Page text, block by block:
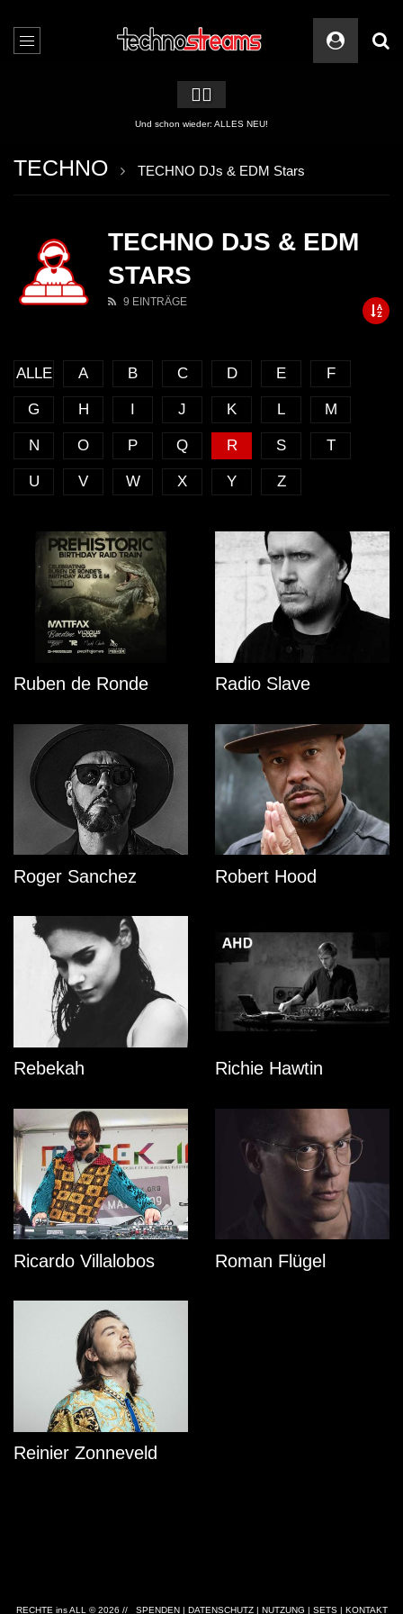
🏳️‍🌈
Und schon wieder: ALLES NEU!
TECHNO TECHNO DJs & EDM Stars
TECHNO DJS & EDM
STARS
9 EINTRÄGE
ALLE A B C D E F
G H I J K L M
N O P Q R S T
U V W X Y Z
Ruben de Ronde Radio Slave
Roger Sanchez Robert Hood
Rebekah Richie Hawtin
Ricardo Villalobos Roman Flügel
Reinier Zonneveld
RECHTE ins ALL © 2026 // SPENDEN| DATENSCHUTZ| NUTZUNG | SETS| KONTAKT